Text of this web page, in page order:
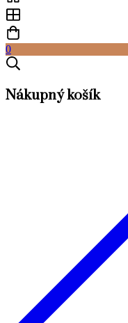
0
Nákupný košík